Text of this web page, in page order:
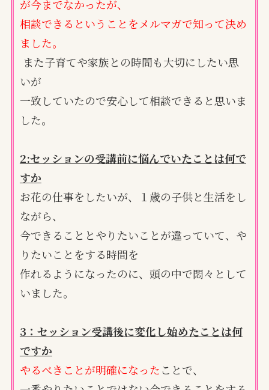
が今までなかったが、
相談できるということをメルマガで知って決め
ました。
また子育てや家族との時間も大切にしたい思
いが
一致していたので安心して相談できると思いま
した。
2:セッションの受講前に悩んでいたことは何で
すか
お花の仕事をしたいが、１歳の子供と生活をし
ながら、
今できることとやりたいことが違っていて、や
りたいことをする時間を
作れるようになったのに、頭の中で悶々として
いました。
3：セッション受講後に変化し始めたことは何
ですか
やるべきことが明確になったことで、